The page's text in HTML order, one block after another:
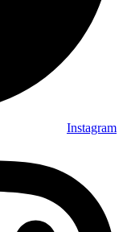
Instagram